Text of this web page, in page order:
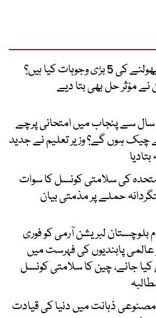
پیٹ پھولنے کی 5 بڑی وجوہات کیا ہیں؟
نے مؤثر حل بھی بتا دیے
سے پنجاب میں امتحانی پرچے
ہوں گے؟ وزیر تعلیم نے جدید
متحدہ کی سلامتی کونسل کا سوات
حملے پر مذمتی بیان
بلوچستان لبریشن آرمی کو فوری
عالمی پابندیوں کی فہرست میں
جائے، چین کا سلامتی کونسل
ذہانت میں دنیا کی قیادت